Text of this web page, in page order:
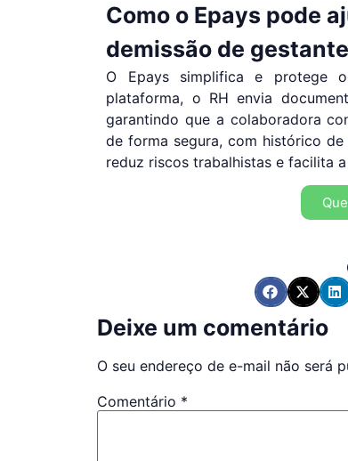
Como o Epays pode
demissão de
O Epays simplifica e protege
plataforma, o RH envia
garantindo que a colaboradora
de forma segura, com histórico
reduz riscos trabalhistas e facilita
Deixe um comentário
O seu endereço de e-mail não será
Comentário *